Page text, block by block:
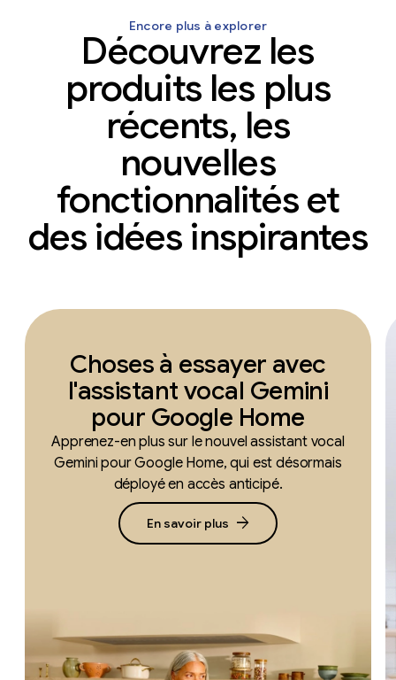
Encore plus à explorer
Découvrez les
produits les plus
récents, les
nouvelles
fonctionnalités et
des idées inspirantes
Choses à essayer avec
l'assistant vocal Gemini
pour Google Home
Apprenez-en plus sur le nouvel assistant vocal
Gemini pour Google Home, qui est désormais
déployé en accès anticipé.
En savoir plus arrow_forward